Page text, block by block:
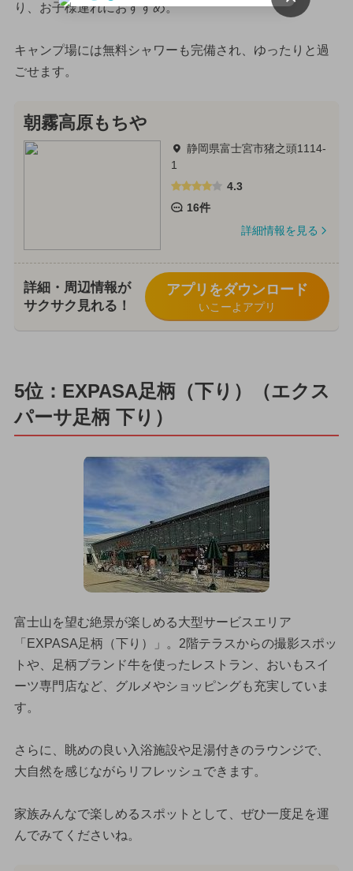
り、お子様連れにおすすめ。
キャンプ場には無料シャワーも完備され、ゆったりと過
ごせます。
朝霧高原もちや
静岡県富士宮市猪之頭1114-
1
4.3
16件
詳細情報を見る
詳細・周辺情報が
サクサク見れる！
アプリをダウンロード
いこーよアプリ
5位：EXPASA足柄（下り）（エクス
パーサ足柄 下り）
富士山を望む絶景が楽しめる大型サービスエリア
「EXPASA足柄（下り）」。2階テラスからの撮影スポッ
トや、足柄ブランド牛を使ったレストラン、おいもスイ
ーツ専門店など、グルメやショッピングも充実していま
す。
さらに、眺めの良い入浴施設や足湯付きのラウンジで、
大自然を感じながらリフレッシュできます。
家族みんなで楽しめるスポットとして、ぜひ一度足を運
んでみてくださいね。